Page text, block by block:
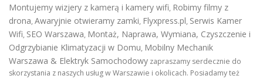
Montujemy wizjery z kamerą i kamery wifi, Robimy filmy z
drona, Awaryjnie otwieramy zamki, Flyxpress.pl, Serwis Kamer
Wifi, SEO Warszawa, Montaż, Naprawa, Wymiana, Czyszczenie i
Odgrzybianie Klimatyzacji w Domu, Mobilny Mechanik
Warszawa & Elektryk Samochodowy zapraszamy serdecznie do
skorzystania z naszych usług w Warszawie i okolicach. Posiadamy też